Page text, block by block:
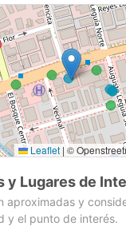
confortable
oportunidad de
cotizadas de la
un arriendo de
y conveniente,
Calidad//Valor.
información y
han sido
sujetas a confirmación.
Leaflet |©
y Lugares de
aproximadas y
y el punto de interés.